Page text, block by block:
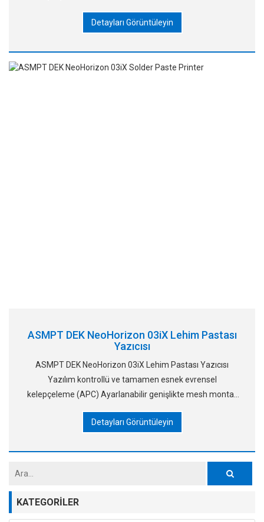
Detayları Görüntüleyin
ASMPT DEK NeoHorizon 03iX Lehim Pastası
Yazıcısı
ASMPT DEK NeoHorizon 03iX Lehim Pastası Yazıcısı
Yazılım kontrollü ve tamamen esnek evrensel
kelepçeleme (APC) Ayarlanabilir genişlikte mesh montajı
isteğe bağlı özellik (yapıştırıcı dis
Detayları Görüntüleyin
KATEGORILER